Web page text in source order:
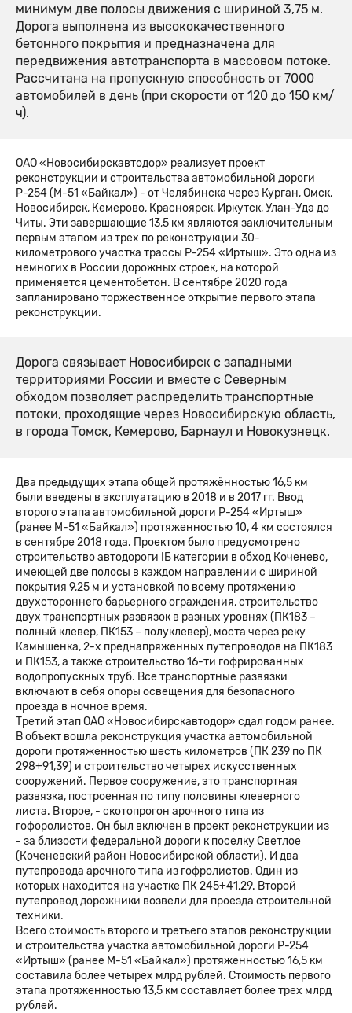
минимум две полосы движения с шириной 3,75 м.
Дорога выполнена из высококачественного
бетонного покрытия и предназначена для
передвижения автотранспорта в массовом потоке.
Рассчитана на пропускную способность от 7000
автомобилей в день (при скорости от 120 до 150 км/
ч).
ОАО «Новосибирскавтодор» реализует проект
реконструкции и строительства автомобильной дороги
Р-254 (М-51 «Байкал») - от Челябинска через Курган, Омск,
Новосибирск, Кемерово, Красноярск, Иркутск, Улан-Удэ до
Читы. Эти завершающие 13,5 км являются заключительным
первым этапом из трех по реконструкции 30-
километрового участка трассы Р-254 «Иртыш». Это одна из
немногих в России дорожных строек, на которой
применяется цементобетон. В сентябре 2020 года
запланировано торжественное открытие первого этапа
реконструкции.
Дорога связывает Новосибирск с западными
территориями России и вместе с Северным
обходом позволяет распределить транспортные
потоки, проходящие через Новосибирскую область,
в города Томск, Кемерово, Барнаул и Новокузнецк.
Два предыдущих этапа общей протяжённостью 16,5 км
были введены в эксплуатацию в 2018 и в 2017 гг. Ввод
второго этапа автомобильной дороги Р-254 «Иртыш»
(ранее М-51 «Байкал») протяженностью 10, 4 км состоялся
в сентябре 2018 года. Проектом было предусмотрено
строительство автодороги IБ категории в обход Коченево,
имеющей две полосы в каждом направлении с шириной
покрытия 9,25 м и установкой по всему протяжению
двухстороннего барьерного ограждения, строительство
двух транспортных развязок в разных уровнях (ПК183 –
полный клевер, ПК153 – полуклевер), моста через реку
Камышенка, 2-х преднапряженных путепроводов на ПК183
и ПК153, а также строительство 16-ти гофрированных
водопропускных труб. Все транспортные развязки
включают в себя опоры освещения для безопасного
проезда в ночное время.
Третий этап ОАО «Новосибирскавтодор» сдал годом ранее.
В объект вошла реконструкция участка автомобильной
дороги протяженностью шесть километров (ПК 239 по ПК
298+91,39) и строительство четырех искусственных
сооружений. Первое сооружение, это транспортная
развязка, построенная по типу половины клеверного
листа. Второе, - скотопрогон арочного типа из
гофоролистов. Он был включен в проект реконструкции из
- за близости федеральной дороги к поселку Светлое
(Коченевский район Новосибирской области). И два
путепровода арочного типа из гофролистов. Один из
которых находится на участке ПК 245+41,29. Второй
путепровод дорожники возвели для проезда строительной
техники.
Всего стоимость второго и третьего этапов реконструкции
и строительства участка автомобильной дороги Р-254
«Иртыш» (ранее М-51 «Байкал») протяженностью 16,5 км
составила более четырех млрд рублей. Стоимость первого
этапа протяженностью 13,5 км составляет более трех млрд
рублей.